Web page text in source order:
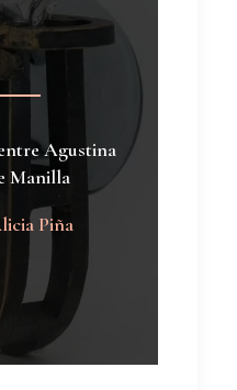
Agustina
Manilla
Piña